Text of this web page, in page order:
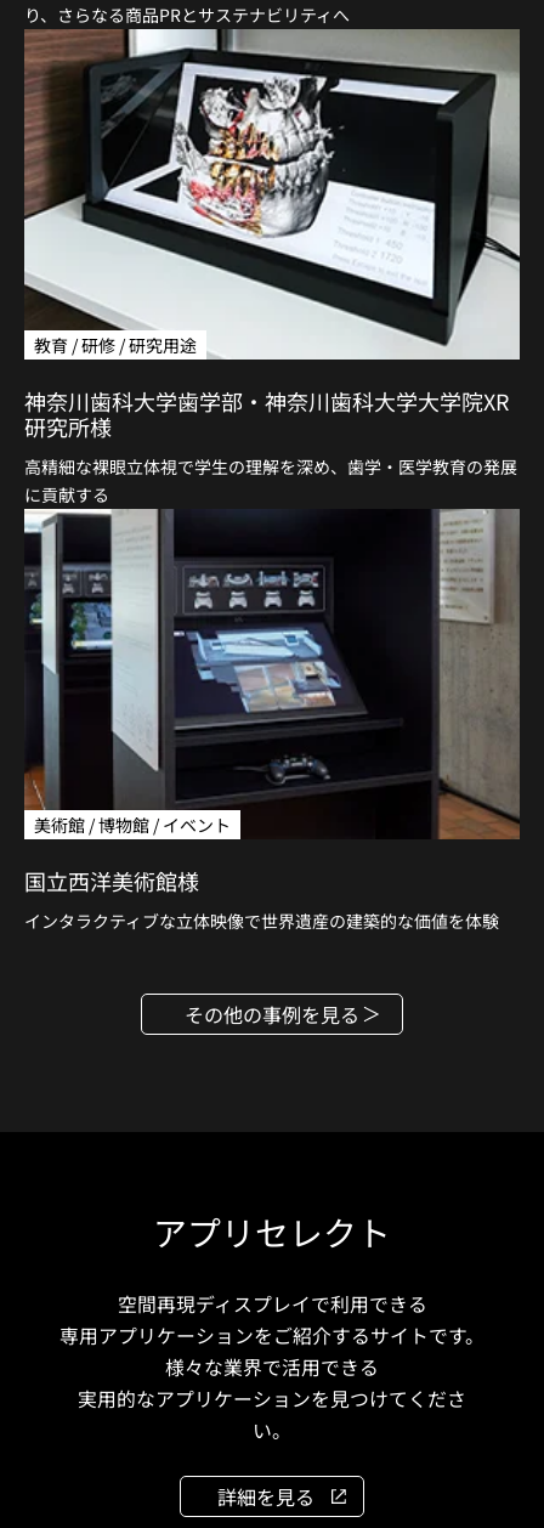
り、さらなる商品PRとサステナビリティへ
教育 / 研修 / 研究用途
神奈川歯科大学歯学部・神奈川歯科大学大学院XR
研究所様
高精細な裸眼立体視で学生の理解を深め、歯学・医学教育の発展
に貢献する
美術館 / 博物館 / イベント
国立西洋美術館様
インタラクティブな立体映像で世界遺産の建築的な価値を体験
その他の事例を見る
アプリセレクト
空間再現ディスプレイで利用できる
専用アプリケーションをご紹介するサイトです。
様々な業界で活用できる
実用的なアプリケーションを見つけてくださ
い。
詳細を見る